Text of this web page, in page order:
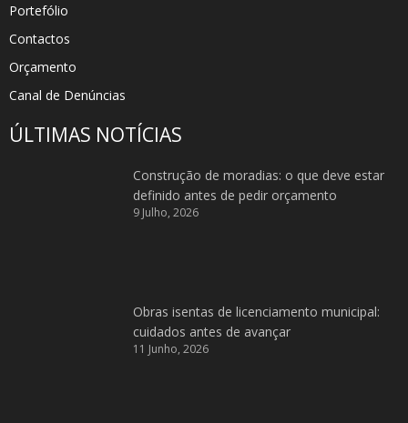
Portefólio
Contactos
Orçamento
Canal de Denúncias
ÚLTIMAS NOTÍCIAS
Construção de moradias: o que deve estar
definido antes de pedir orçamento
9 Julho, 2026
Obras isentas de licenciamento municipal:
cuidados antes de avançar
11 Junho, 2026